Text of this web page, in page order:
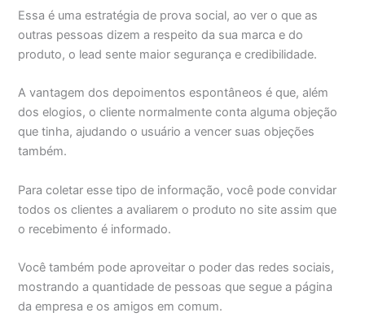
Essa é uma estratégia de prova social, ao ver o que as
outras pessoas dizem a respeito da sua marca e do
produto, o lead sente maior segurança e credibilidade.
A vantagem dos depoimentos espontâneos é que, além
dos elogios, o cliente normalmente conta alguma objeção
que tinha, ajudando o usuário a vencer suas objeções
também.
Para coletar esse tipo de informação, você pode convidar
todos os clientes a avaliarem o produto no site assim que
o recebimento é informado.
Você também pode aproveitar o poder das redes sociais,
mostrando a quantidade de pessoas que segue a página
da empresa e os amigos em comum.